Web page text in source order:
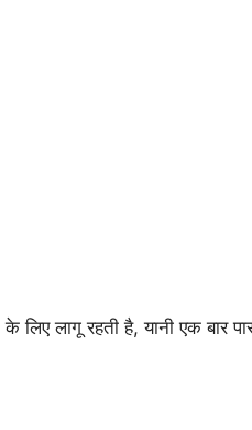
के लिए लागू रहती है, यानी एक बार